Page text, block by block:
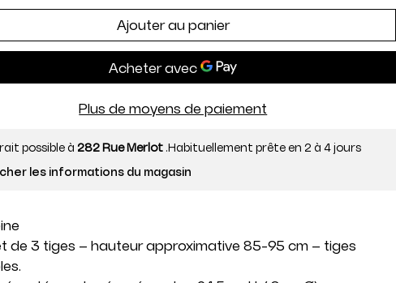
Ajouter au panier
Plus de moyens de paiement
possible à 282 Rue Merlot.Habituellement prête en 2 à 4 jours
les informations du magasin
de 3 tiges – hauteur approximative 85-95 cm – tiges